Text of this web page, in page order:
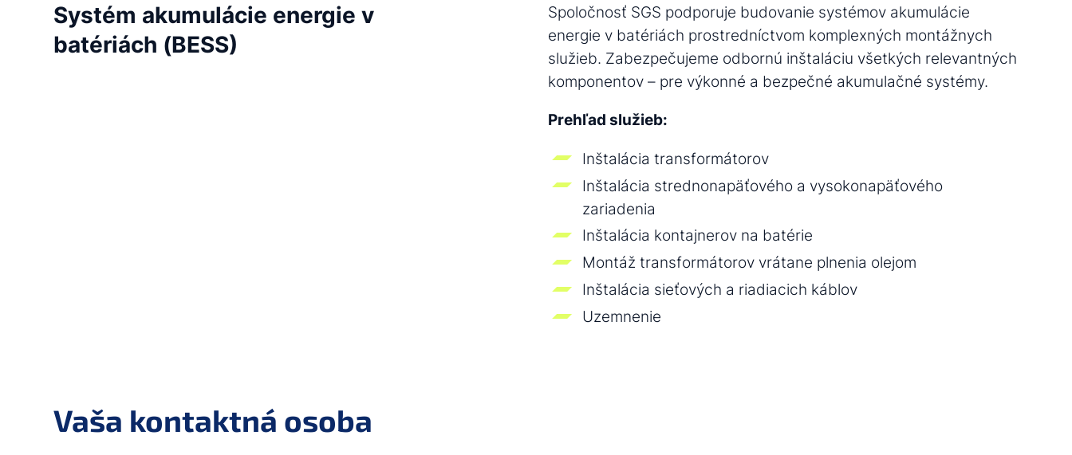
Systém akumulácie energie v
batériách (BESS)
Spoločnosť SGS podporuje budovanie systémov akumulácie
energie v batériách prostredníctvom komplexných montážnych
služieb. Zabezpečujeme odbornú inštaláciu všetkých relevantných
komponentov – pre výkonné a bezpečné akumulačné systémy.
Prehľad služieb:
Inštalácia transformátorov
Inštalácia strednonapäťového a vysokonapäťového
zariadenia
Inštalácia kontajnerov na batérie
Montáž transformátorov vrátane plnenia olejom
Inštalácia sieťových a riadiacich káblov
Uzemnenie
Vaša kontaktná osoba